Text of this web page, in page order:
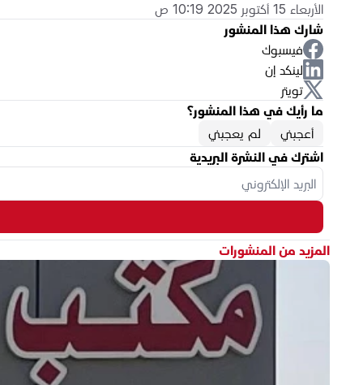
الأربعاء 15 أكتوبر 2025 10:19 ص
شارك هذا المنشور
فيسبوك
لينكد إن
تويتر
ما رأيك في هذا المنشور؟
أعجبني
لم يعجبني
اشترك في النشرة البريدية
المزيد من المنشورات